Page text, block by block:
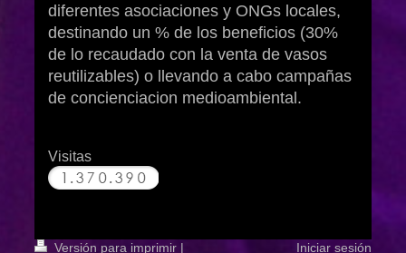
diferentes asociaciones y ONGs locales,
destinando un % de los beneficios (30%
de lo recaudado con la venta de vasos
reutilizables) o llevando a cabo campañas
de concienciacion medioambiental.
Visitas
Versión para imprimir | Iniciar sesión